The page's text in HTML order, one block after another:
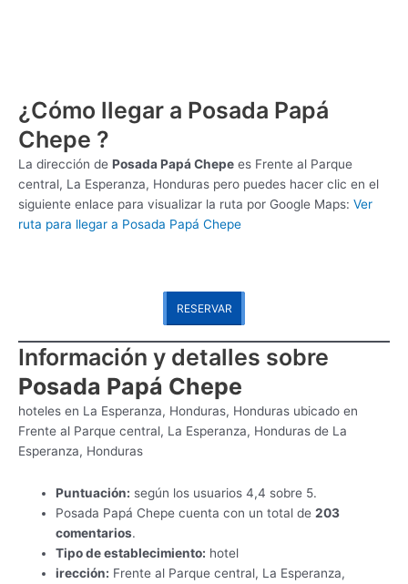
¿Cómo llegar a Posada Papá
Chepe ?
La dirección de Posada Papá Chepe es Frente al Parque
central, La Esperanza, Honduras pero puedes hacer clic en el
siguiente enlace para visualizar la ruta por Google Maps: Ver
ruta para llegar a Posada Papá Chepe
RESERVAR
Información y detalles sobre
Posada Papá Chepe
hoteles en La Esperanza, Honduras, Honduras ubicado en
Frente al Parque central, La Esperanza, Honduras de La
Esperanza, Honduras
Puntuación: según los usuarios 4,4 sobre 5.
Posada Papá Chepe cuenta con un total de203
comentarios.
Tipo de establecimiento: hotel
irección: Frente al Parque central, La Esperanza,